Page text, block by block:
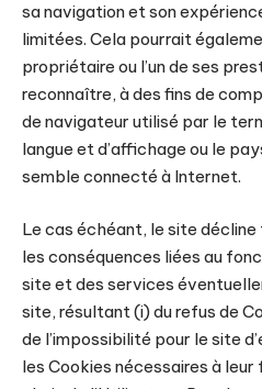
sa navigation et son
limitées. Cela pourrait
propriétaire ou l’un de ses
reconnaître, à des fins de
de navigateur utilisé par le
langue et d’affichage ou le
semble connecté à Internet.
Le cas échéant, le site
les conséquences liées au
site et des services
site, résultant (i) du refus de
de l’impossibilité pour le site
les Cookies nécessaires à